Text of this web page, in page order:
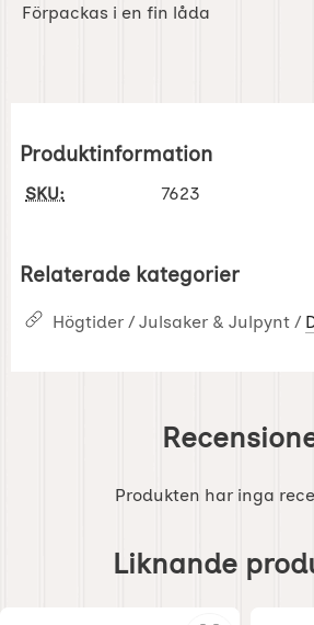
Förpackas i en fin låda
Produktinformation
SKU: 7623
Relaterade kategorier
Högtider / Julsaker & Julpynt /
Produkten har inga
Liknande